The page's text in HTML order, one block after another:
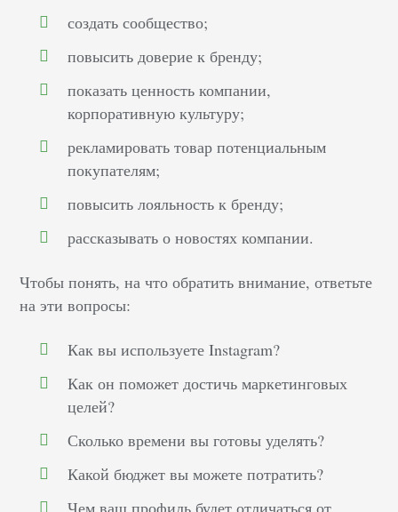
создать сообщество;
повысить доверие к бренду;
показать ценность компании,
корпоративную культуру;
рекламировать товар потенциальным
покупателям;
повысить лояльность к бренду;
рассказывать о новостях компании.
Чтобы понять, на что обратить внимание, ответьте
на эти вопросы:
Как вы используете Instagram?
Как он поможет достичь маркетинговых
целей?
Сколько времени вы готовы уделять?
Какой бюджет вы можете потратить?
Чем ваш профиль будет отличаться от